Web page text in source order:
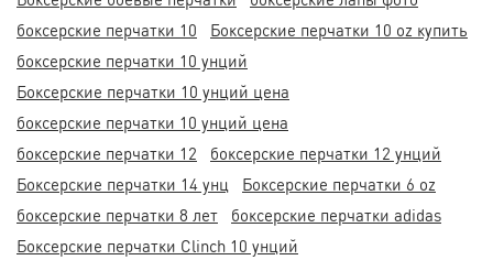
боксерские перчатки 10
Боксерские перчатки 10 oz купить
боксерские перчатки 10 унций
Боксерские перчатки 10 унций цена
боксерские перчатки 10 унций цена
боксерские перчатки 12
боксерские перчатки 12 унций
Боксерские перчатки 14 унц
Боксерские перчатки 6 oz
боксерские перчатки 8 лет
боксерские перчатки adidas
Боксерские перчатки Clinch 10 унций